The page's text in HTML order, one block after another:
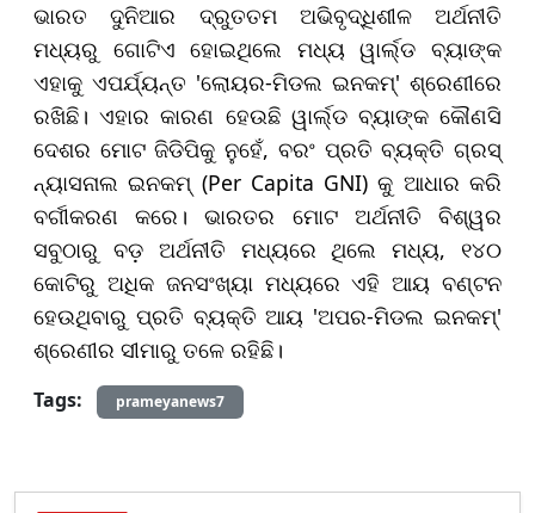
ଭାରତ ଦୁନିଆର ଦ୍ରୁତତମ ଅଭିବୃଦ୍ଧିଶୀଳ ଅର୍ଥନୀତି
ମଧ୍ୟରୁ ଗୋଟିଏ ହୋଇଥିଲେ ମଧ୍ୟ ୱାର୍ଲ୍ଡ ବ୍ୟାଙ୍କ
ଏହାକୁ ଏପର୍ଯ୍ୟନ୍ତ 'ଲୋୟର-ମିଡଲ ଇନକମ୍' ଶ୍ରେଣୀରେ
ରଖିଛି। ଏହାର କାରଣ ହେଉଛି ୱାର୍ଲ୍ଡ ବ୍ୟାଙ୍କ କୌଣସି
ଦେଶର ମୋଟ ଜିଡିପିକୁ ନୁହେଁ, ବରଂ ପ୍ରତି ବ୍ୟକ୍ତି ଗ୍ରସ୍
ନ୍ୟାସନାଲ ଇନକମ୍ (Per Capita GNI) କୁ ଆଧାର କରି
ବର୍ଗୀକରଣ କରେ। ଭାରତର ମୋଟ ଅର୍ଥନୀତି ବିଶ୍ୱର
ସବୁଠାରୁ ବଡ଼ ଅର୍ଥନୀତି ମଧ୍ୟରେ ଥିଲେ ମଧ୍ୟ, ୧୪୦
କୋଟିରୁ ଅଧିକ ଜନସଂଖ୍ୟା ମଧ୍ୟରେ ଏହି ଆୟ ବଣ୍ଟନ
ହେଉଥିବାରୁ ପ୍ରତି ବ୍ୟକ୍ତି ଆୟ 'ଅପର-ମିଡଲ ଇନକମ୍'
ଶ୍ରେଣୀର ସୀମାରୁ ତଳେ ରହିଛି।
Tags: prameyanews7